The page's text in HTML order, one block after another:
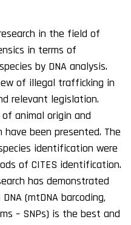
in the field of
in terms of
by DNA analysis.
of illegal trafficking in
relevant legislation.
animal origin and
been presented. The
identification were
of CITES identification.
has demonstrated
(mtDNA barcoding,
– SNPs) is the best and